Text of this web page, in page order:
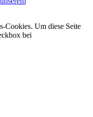
Cookies. Um diese Seite
bei